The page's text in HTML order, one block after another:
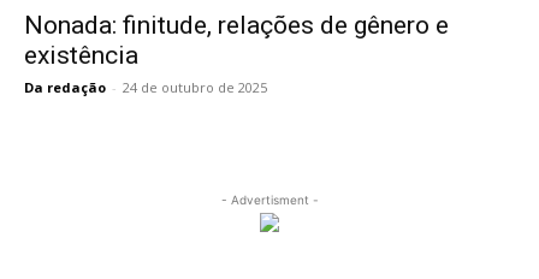
Nonada: finitude, relações de gênero e
existência
Da redação - 24 de outubro de 2025
- Advertisment -